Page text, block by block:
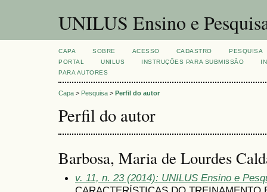
UNILUS Ensino e
CAPA SOBRE ACESSO CADASTRO
PESQUISA
PORTAL
UNILUS INSTRUÇÕES PARA SUBMISSÃO
PARA AUTORES
Capa > Pesquisa > Perfil do autor
Perfil do autor
Barbosa, Maria de Lourdes
v. 11, n. 23 (2014): UNILUS Ensino e